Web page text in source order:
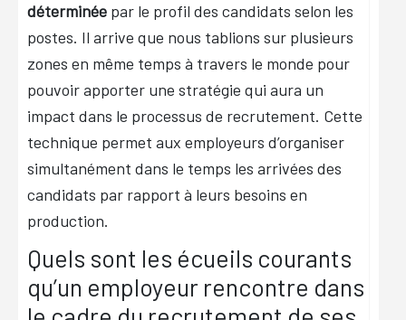
déterminée par le profil des candidats selon les
postes. Il arrive que nous tablions sur plusieurs
zones en même temps à travers le monde pour
pouvoir apporter une stratégie qui aura un
impact dans le processus de recrutement. Cette
technique permet aux employeurs d’organiser
simultanément dans le temps les arrivées des
candidats par rapport à leurs besoins en
production.
Quels sont les écueils courants
qu’un employeur rencontre dans